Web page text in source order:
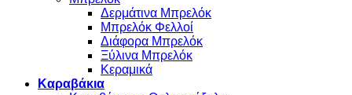
Δερμάτινα Μπρελόκ
Μπρελόκ Φελλοί
Διάφορα Μπρελόκ
Ξύλινα Μπρελόκ
Κεραμικά
Καραβάκια